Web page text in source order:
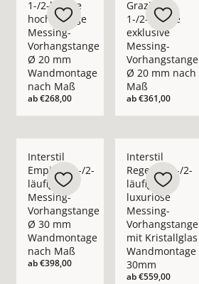
1-/2-läufige
hochwertige
Messing-
Vorhangstange
Ø 20 mm
Wandmontage
nach Maß
ab€268,00
Grazioso –
1-/2-läufige
exklusive
Messing-
Vorhangstange
Ø 20 mm nach
Maß
ab€361,00
Interstil
Empire – 1-/2-
läufige
Messing-
Vorhangstange
Ø 30 mm
Wandmontage
nach Maß
ab€398,00
Interstil
Regent – 1-/2-
läufige
luxuriöse
Messing-
Vorhangstange
mit Kristallglas
Wandmontage
30mm
ab€559,00